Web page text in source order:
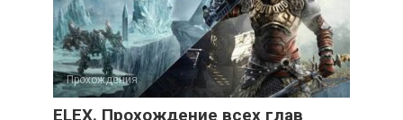
Прохождения
ELEX. Прохождение всех глав